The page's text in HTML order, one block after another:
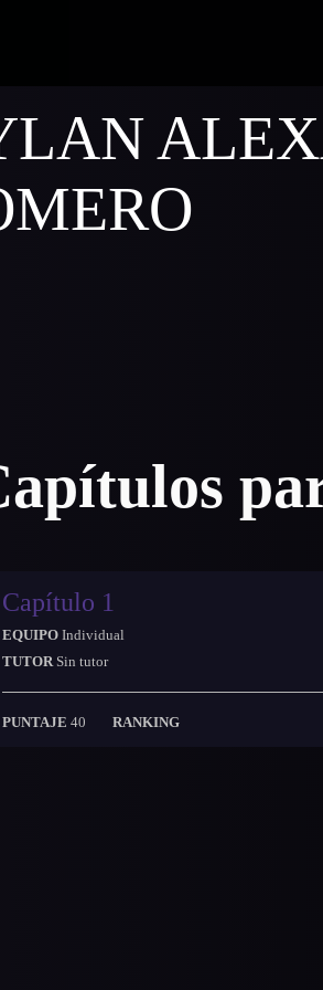
Capítulo 1
EQUIPO Individual
TUTOR Sin tutor
PUNTAJE 40 RANKING